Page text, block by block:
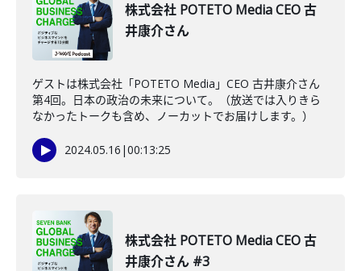
株式会社 POTETO Media CEO 古
井康介さん
ゲストは株式会社「POTETO Media」CEO 古井康介さん
第4回。日本の政治の未来について。（放送では入りきら
なかったトークも含め、ノーカットでお届けします。）
2024.05.16 |00:13:25
株式会社 POTETO Media CEO 古
井康介さん #3